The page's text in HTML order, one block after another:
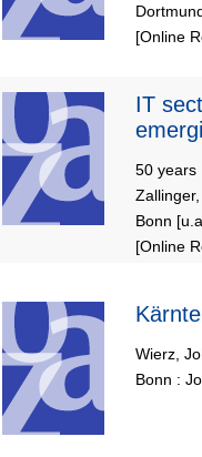
[Online
IT
50 years
Bonn
[Online
Wierz,
Bonn :